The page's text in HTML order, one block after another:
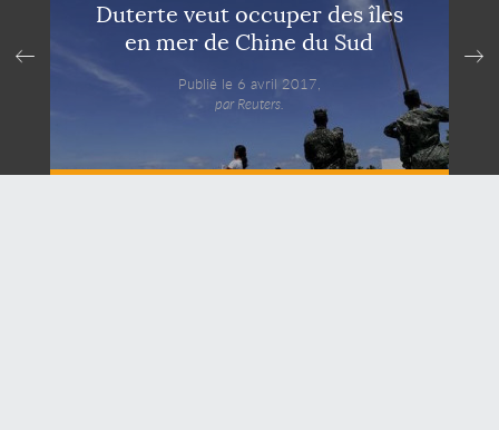
Duterte veut occuper des îles
en mer de Chine du Sud
Publié le 6 avril 2017,
par Reuters.